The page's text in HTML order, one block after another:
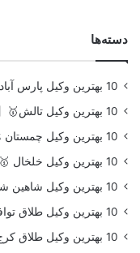
دسته‌ها
10 بهترین وکیل پارس آباد🥇【آپدیت جدید】⚖️
10 بهترین وکیل تالش🥇【آپدیت جدید】⚖️
10 بهترین وکیل چمستان ⚖️ update 2026
10 بهترین وکیل خلخال 🥇【آپدیت جدید】⚖️
10 بهترین وکیل شاهین شهر🥇【آپدیت جدید】⚖️
10 بهترین وکیل طلاق توافقی کرج 🥇【آپدیت جدید】⚖️
10 بهترین وکیل طلاق کرج 🥇【آپدیت جدید】⚖️